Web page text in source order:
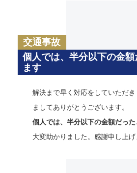
交通事故
個人では、半分以下の金
ます
解決まで早く対応をしていただき
ましてありがとうございます。
個人では、半分以下の金額だっ
大変助かりました。感謝申し上げ